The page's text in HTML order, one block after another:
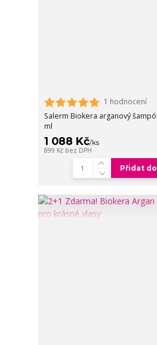
1 hodnocení
Salerm Biokera arganový
ml
1 088 Kč/ks
899 Kč bez DPH
Přidat